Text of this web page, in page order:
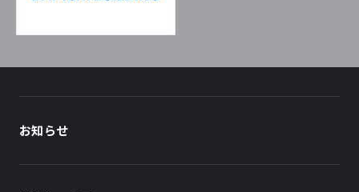
お知らせ